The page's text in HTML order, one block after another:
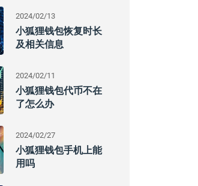
2024/02/13
小狐狸钱包恢复时长
及相关信息
2024/02/11
小狐狸钱包代币不在
了怎么办
2024/02/27
小狐狸钱包手机上能
用吗